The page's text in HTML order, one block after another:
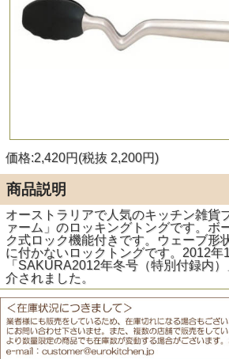
価格:2,420円(税抜 2,200円)
商品説明
オーストラリアで人気のキッチン雑貨
ァーム」のロッキングトングです。ボ
ク式ロック機能付きです。ウェーブ形
に付かないロックトングです。2012年
「SAKURA2012年冬号（特別付録内
介されました。